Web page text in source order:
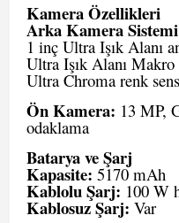
Kamera Özellikleri
Arka Kamera
1 inç Ultra Işık Alanı
Ultra Işık Alanı
Ultra Chroma renk
Ön Kamera: 13 MP,
odaklama
Batarya ve Şarj
Kapasite: 5170 mAh
Kablolu Şarj: 100 W
Kablosuz Şarj: Var